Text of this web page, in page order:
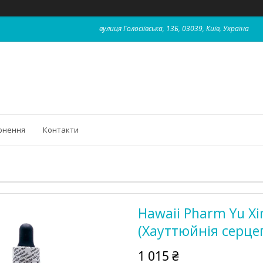
вулиця Голосіївська, 13Б, 03039, Київ, Україна
Контакти
Hawaii Pharm Yu
(Хауттюйнія
1 015 ₴